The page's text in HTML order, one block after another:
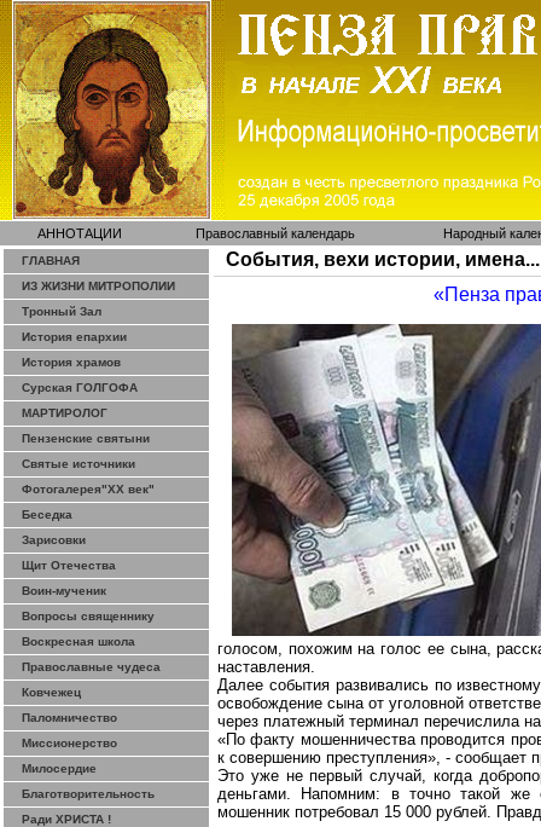
АННОТАЦИИ Православный календарь Народный
ГЛАВНАЯ
ИЗ ЖИЗНИ МИТРОПОЛИИ
Тронный Зал
История епархии
История храмов
Сурская ГОЛГОФА
МАРТИРОЛОГ
Пензенские святыни
Святые источники
Фотогалерея"ХХ век"
Беседка
Зарисовки
Щит Отечества
Воин-мученик
Вопросы священнику
Воскресная школа
Православные чудеса
Ковчежец
Паломничество
Миссионерство
Милосердие
Благотворительность
Ради ХРИСТА !
События, вехи истории, имена...
«Пенза
голосом, похожим на голос ее сына,
наставления.
Далее события развивались по
освобождение сына от уголовной
через платежный терминал перечислила
«По факту мошенничества проводится
к совершению преступления», - сообщает
Это уже не первый случай, когда
деньгами. Напомним: в точно такой же
мошенник потребовал 15 000 рублей.